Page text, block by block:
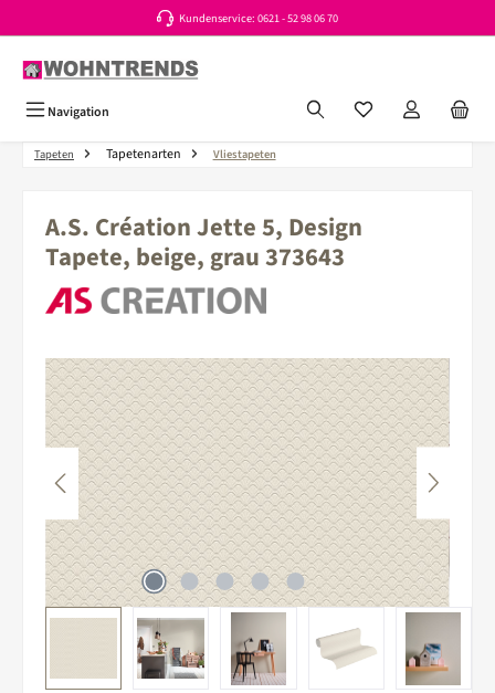
Kundenservice: 0621 - 52 98 06 70
Navigation Du hast 0 Produkte
Tapeten Tapetenarten Vliestapeten
A.S. Création Jette 5, Design
Tapete, beige, grau 373643
Bildergalerie überspringen